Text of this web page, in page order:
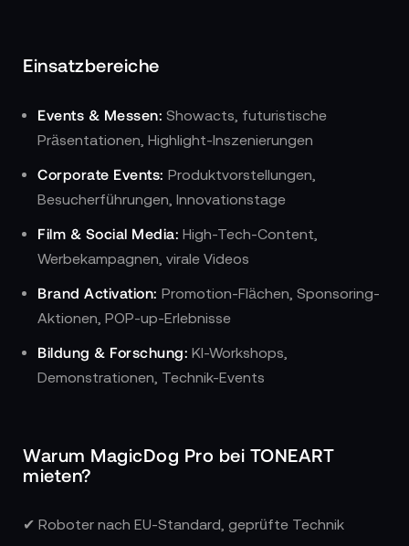
Einsatzbereiche
Events & Messen: Showacts, futuristische
Präsentationen, Highlight-Inszenierungen
Corporate Events: Produktvorstellungen,
Besucherführungen, Innovationstage
Film & Social Media: High-Tech-Content,
Werbekampagnen, virale Videos
Brand Activation: Promotion-Flächen, Sponsoring-
Aktionen, POP-up-Erlebnisse
Bildung & Forschung: KI-Workshops,
Demonstrationen, Technik-Events
Warum MagicDog Pro bei TONEART
mieten?
✔ Roboter nach EU-Standard, geprüfte Technik